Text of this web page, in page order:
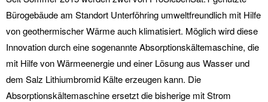
Bürogebäude am Standort Unterföhring umweltfreundlich mit Hilfe
von geothermischer Wärme auch klimatisiert. Möglich wird diese
Innovation durch eine sogenannte Absorptionskältemaschine, die
mit Hilfe von Wärmeenergie und einer Lösung aus Wasser und
dem Salz Lithiumbromid Kälte erzeugen kann. Die
Absorptionskältemaschine ersetzt die bisherige mit Strom